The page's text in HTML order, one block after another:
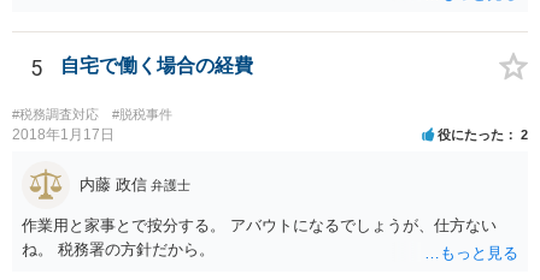
5 自宅で働く場合の経費
#税務調査対応 #脱税事件
2018年1月17日 役にたった 2
内藤 政信 弁護士
作業用と家事とで按分する。 アバウトになるでしょうが、仕方ない
ね。 税務署の方針だから。